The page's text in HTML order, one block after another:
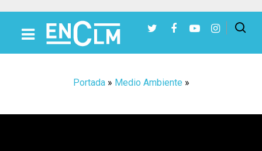
Portada» Medio Ambiente »